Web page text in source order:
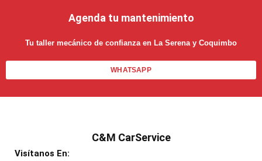
Agenda tu mantenimiento
Tu taller mecánico de confianza en La Serena y Coquimbo
WHATSAPP
C&M CarService
Visítanos En: